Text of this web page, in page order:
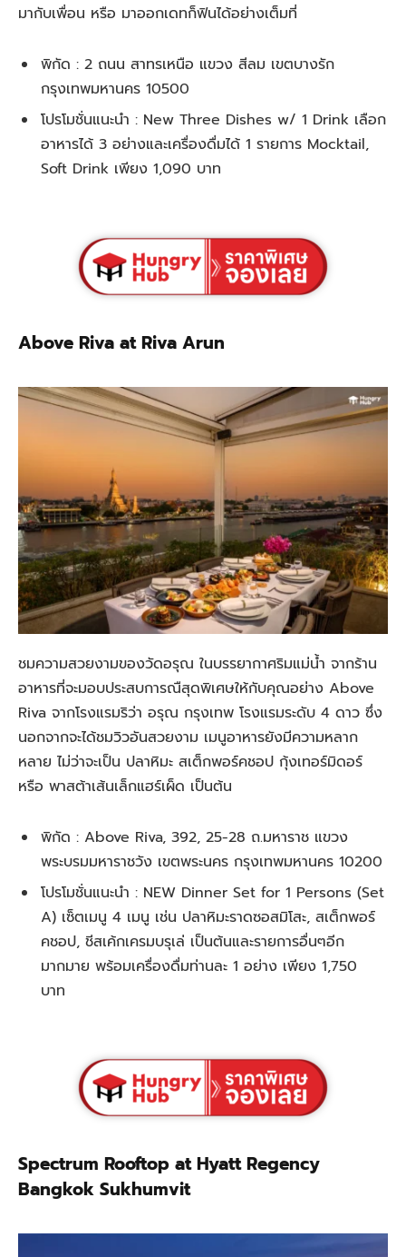
มากับเพื่อน หรือ มาออกเดทก็ฟินได้อย่างเต็มที่
พิกัด : 2 ถนน สาทรเหนือ แขวง สีลม เขตบางรัก
กรุงเทพมหานคร 10500
โปรโมชั่นแนะนำ : New Three Dishes w/ 1 Drink เลือก
อาหารได้ 3 อย่างและเครื่องดื่มได้ 1 รายการ Mocktail,
Soft Drink เพียง 1,090 บาท
Above Riva at Riva Arun
ชมความสวยงามของวัดอรุณ ในบรรยากาศริมแม่น้ำ จากร้าน
อาหารที่จะมอบประสบการณืสุดพิเศษให้กับคุณอย่าง Above
Riva จากโรงแรมริว่า อรุณ กรุงเทพ โรงแรมระดับ 4 ดาว ซึ่ง
นอกจากจะได้ชมวิวอันสวยงาม เมนูอาหารยังมีความหลาก
หลาย ไม่ว่าจะเป็น ปลาหิมะ สเต็กพอร์คชอป กุ้งเทอร์มิดอร์
หรือ พาสต้าเส้นเล็กแฮร์เผ็ด เป็นต้น
พิกัด : Above Riva, 392, 25-28 ถ.มหาราช แขวง
พระบรมมหาราชวัง เขตพระนคร กรุงเทพมหานคร 10200
โปรโมชั่นแนะนำ : NEW Dinner Set for 1 Persons (Set
A) เซ็ตเมนู 4 เมนู เช่น ปลาหิมะราดซอสมิโสะ, สเต็กพอร์
คชอป, ชีสเค้กเครมบรุเล่ เป็นต้นและรายการอื่นๆอีก
มากมาย พร้อมเครื่องดื่มท่านละ 1 อย่าง เพียง 1,750
บาท
Spectrum Rooftop at Hyatt Regency
Bangkok Sukhumvit